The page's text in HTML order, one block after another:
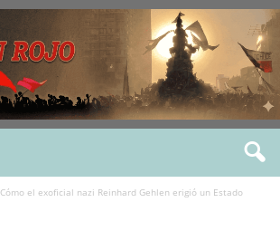
Cómo el exoficial nazi Reinhard Gehlen erigió un Estado